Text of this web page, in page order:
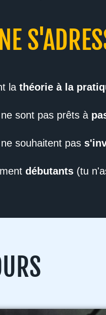
la théorie à la
sont pas prêts à
souhaitent pas
débutants (tu